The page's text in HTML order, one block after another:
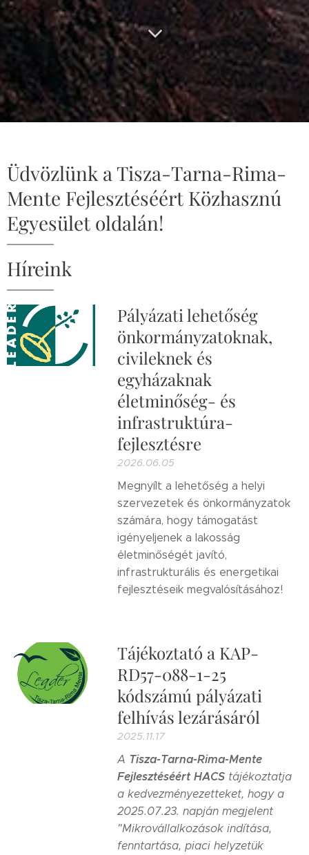
Üdvözlünk a Tisza-Tarna-Rima-
Mente Fejlesztéséért Közhasznú
Egyesület oldalán!
Híreink
Pályázati lehetőség
önkormányzatoknak,
civileknek és
egyházaknak
életminőség- és
infrastruktúra-
fejlesztésre
2026.06.05
Megnyílt a lehetőség a helyi
szervezetek és önkormányzatok
számára, hogy támogatást
igényeljenek a lakosság
életminőségét javító,
infrastrukturális és energetikai
fejlesztéseik megvalósításához!
Tájékoztató a KAP-
RD57-088-1-25
kódszámú pályázati
felhívás lezárásáról
2025.11.17
A Tisza-Tarna-Rima-Mente
Fejlesztéséért HACS tájékoztatja
a kedvezményezetteket, hogy a
2025.07.23. napján megjelent
"Mikrovállalkozások indítása,
fenntartása, piaci helyzetük